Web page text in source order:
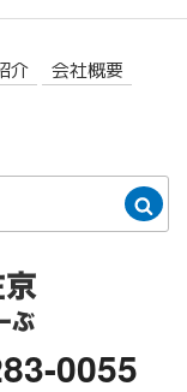
介
会社概要
検
索
0055